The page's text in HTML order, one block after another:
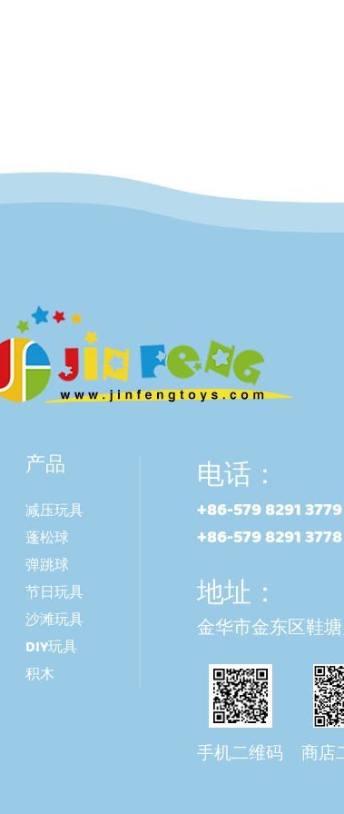
产品
减压玩具
蓬松球
弹跳球
节日玩具
沙滩玩具
DIY玩具
积木
电话：
+86-579 8291 3779
+86-579 8291 3778
地址：
金华市金东区鞋
手机二维码 商店